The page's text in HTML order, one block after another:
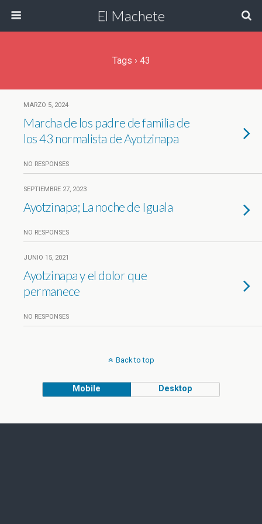
El Machete
Tags › 43
MARZO 5, 2024
Marcha de los padre de familia de
los 43 normalista de Ayotzinapa
NO RESPONSES
SEPTIEMBRE 27, 2023
Ayotzinapa; La noche de Iguala
NO RESPONSES
JUNIO 15, 2021
Ayotzinapa y el dolor que
permanece
NO RESPONSES
Back to top
Mobile Desktop